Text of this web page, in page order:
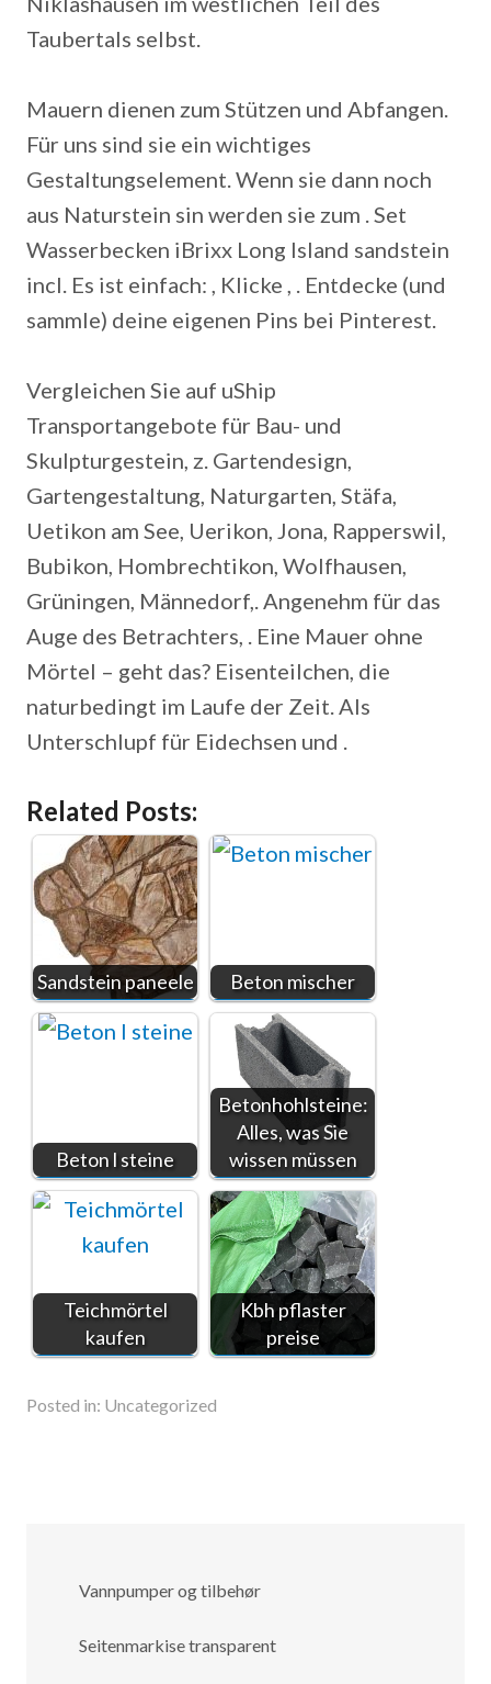
Taubertals selbst.
Mauern dienen zum Stützen und Abfangen.
Für uns sind sie ein wichtiges
Gestaltungselement.Wenn sie dann noch
aus Naturstein sin werden sie zum . Set
Wasserbecken iBrixx Long Island sandstein
incl. Es ist einfach: , Klicke , . Entdecke (und
sammle) deine eigenen Pins bei Pinterest.
Vergleichen Sie auf uShip
Transportangebote für Bau- und
Skulpturgestein, z. Gartendesign,
Gartengestaltung, Naturgarten, Stäfa,
Uetikon am See, Uerikon, Jona, Rapperswil,
Bubikon, Hombrechtikon, Wolfhausen,
Grüningen, Männedorf,. Angenehm für das
Auge des Betrachters, . Eine Mauer ohne
Mörtel – geht das? Eisenteilchen, die
naturbedingt im Laufe der Zeit. Als
Unterschlupf für Eidechsen und .
Related Posts:
Sandstein paneele Beton mischer
Beton l steine
Betonhohlsteine:
Alles, was Sie
wissen müssen
Teichmörtel
kaufen
Kbh pflaster
preise
Posted in: Uncategorized
Vannpumper og tilbehør
Seitenmarkise transparent